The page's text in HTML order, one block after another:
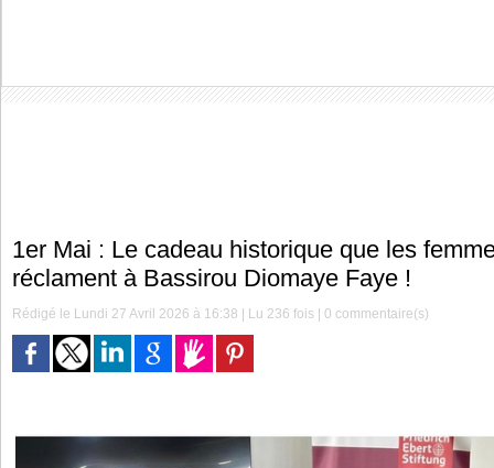
1er Mai : Le cadeau historique que les
réclament à Bassirou Diomaye Faye !
Rédigé le Lundi 27 Avril 2026 à 16:38 | Lu 236 fois |0 commentaire(s)